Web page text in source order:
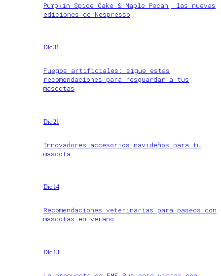
Pumpkin Spice Cake & Maple Pecan, las nuevas
ediciones de Nespresso
Dic 31
Fuegos artificiales: sigue estas
recomendaciones para resguardar a tus
mascotas
Dic 21
Innovadores accesorios navideños para tu
mascota
Dic 14
Recomendaciones veterinarias para paseos con
mascotas en verano
Dic 13